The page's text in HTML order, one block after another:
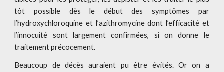
tôt possible dès le début des symptômes par
l’hydroxychloroquine et l’azithromycine dont l’efficacité et
l’innocuité sont largement confirmées, si on donne le
traitement précocement.
Beaucoup de décès auraient pu être évités. Or on a